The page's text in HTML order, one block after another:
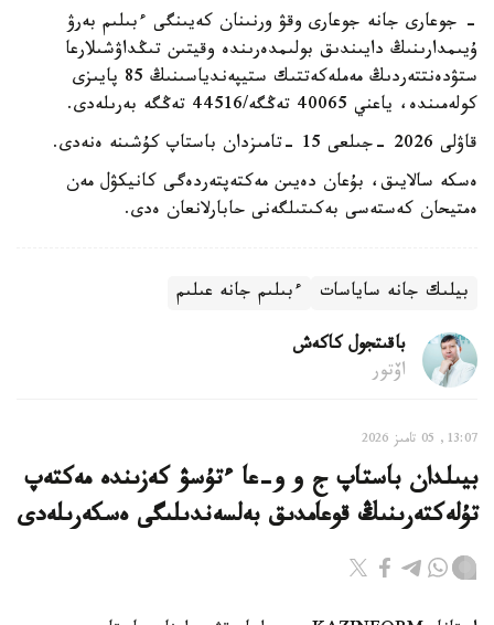
- جوعارى جانە جوعارى وقۋ ورنىنان كەيىنگى ءبىلىم بەرۋ
ۇيىمدارىنىڭ دايىندىق بولىمدەرىندە وقيتىن تىڭداۋشىلارعا
ستۋدەنتتەردىڭ مەملەكەتتىك ستيپەندياسىنىڭ 85 پايىزى
كولەمىندە، ياعني 40065 تەڭگە/44516 تەڭگە بەرىلەدى.
قاۋلى 2026 -جىلعى 15 -تامىزدان باستاپ كۇشىنە ەنەدى.
ەسكە سالايىق، بۇعان دەيىن مەكتەپتەردەگى كانيكۋل مەن
ەمتيحان كەستەسى بەكىتىلگەنى حابارلانعان ەدى.
بيلىك جانە ساياسات ءبىلىم جانە عىلىم
باقىتجول كاكەش
اۆتور
13:07, 05 تامىز 2026
بيىلدان باستاپ ج و و-عا ءتۇسۋ كەزىندە مەكتەپ
تۇلەكتەرىنىڭ قوعامدىق بەلسەندىلىگى ەسكەرىلەدى